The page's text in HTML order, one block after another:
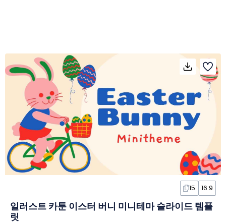
15 16:9
일러스트 카툰 이스터 버니 미니테마 슬라이드 템플
릿